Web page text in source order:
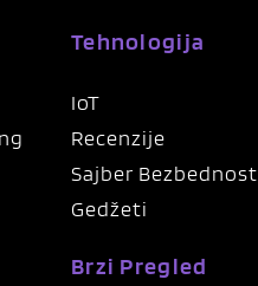
Tehnologija
IoT
Recenzije
Sajber Bezbednost
Gedžeti
Brzi Pregled